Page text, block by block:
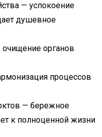
— успокоение
душевное
органов
процессов
— бережное
к полноценной жизни